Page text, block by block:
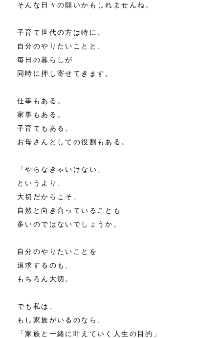
そんな日々の願いかもしれませんね。
子育て世代の方は特に、
自分のやりたいことと、
毎日の暮らしが
同時に押し寄せてきます。
仕事もある。
家事もある。
子育てもある。
お母さんとしての役割もある。
「やらなきゃいけない」
というより、
大切だからこそ、
自然と向き合っていることも
多いのではないでしょうか。
自分のやりたいことを
追求するのも、
もちろん大切。
でも私は、
もし家族がいるのなら、
「家族と一緒に叶えていく人生の目的」